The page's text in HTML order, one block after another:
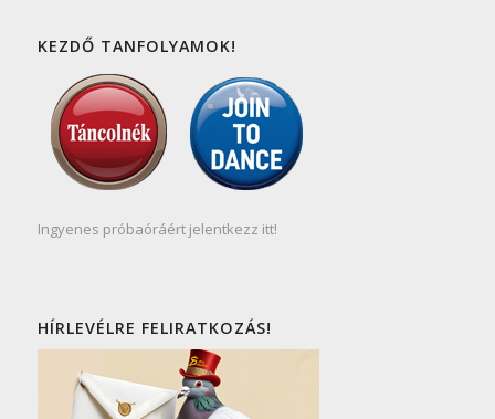
KEZDŐ TANFOLYAMOK!
Ingyenes próbaóráért jelentkezz itt!
HÍRLEVÉLRE FELIRATKOZÁS!